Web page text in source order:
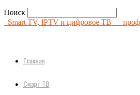
Поиск
Smart TV, IPTV и цифровое ТВ —
Главная
Смарт ТВ